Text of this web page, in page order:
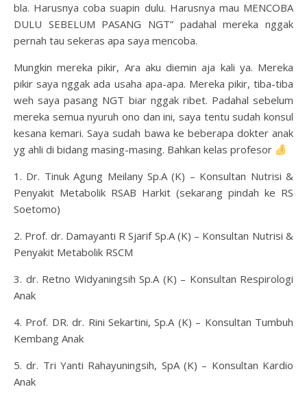
bla. Harusnya coba suapin dulu. Harusnya mau MENCOBA
DULU SEBELUM PASANG NGT” padahal mereka nggak
pernah tau sekeras apa saya mencoba.
Mungkin mereka pikir, Ara aku diemin aja kali ya. Mereka
pikir saya nggak ada usaha apa-apa. Mereka pikir, tiba-tiba
weh saya pasang NGT biar nggak ribet. Padahal sebelum
mereka semua nyuruh ono dan ini, saya tentu sudah konsul
kesana kemari. Saya sudah bawa ke beberapa dokter anak
yg ahli di bidang masing-masing. Bahkan kelas profesor
1. Dr. Tinuk Agung Meilany Sp.A (K) – Konsultan Nutrisi &
Penyakit Metabolik RSAB Harkit (sekarang pindah ke RS
Soetomo)
2. Prof. dr. Damayanti R Sjarif Sp.A (K) – Konsultan Nutrisi &
Penyakit Metabolik RSCM
3. dr. Retno Widyaningsih Sp.A (K) – Konsultan Respirologi
Anak
4. Prof. DR. dr. Rini Sekartini, Sp.A (K) – Konsultan Tumbuh
Kembang Anak
5. dr. Tri Yanti Rahayuningsih, SpA (K) – Konsultan Kardio
Anak